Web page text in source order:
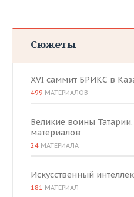
Сюжеты
XVI саммит БРИКС в
499 МАТЕРИАЛОВ
Великие воины
материалов
24 МАТЕРИАЛА
Искусственный
181 МАТЕРИАЛ